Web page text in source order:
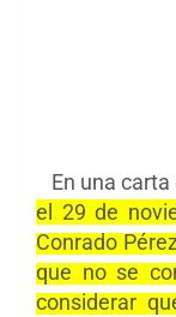
En una carta
el 29 de
Conrado
que no se
considerar